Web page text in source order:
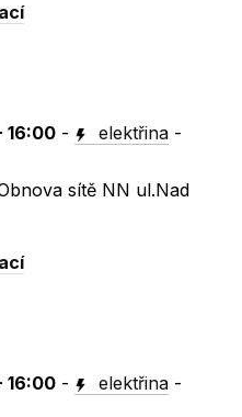
16:00 - elektřina -
sítě NN ul.Nad
16:00 - elektřina -